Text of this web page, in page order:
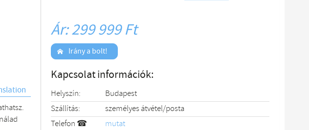
Ár: 299 999 Ft
Irány a bolt!
Kapcsolat információk:
Helyszín:
Budapest
Szállítás:
személyes átvétel/posta
Telefon ☎
mutat